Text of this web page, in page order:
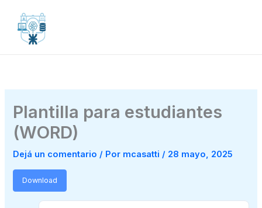
contenido
Plantilla para estudiantes
(WORD)
Dejá un comentario / Por mcasatti / 28 mayo, 2025
Download